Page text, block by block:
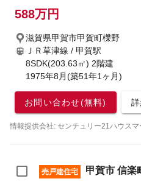
588万円
滋賀県甲賀市甲賀町櫟野
ＪＲ草津線 / 甲賀駅
8SDK(203.63㎡) 2階建
1975年8月(築51年1ヶ月)
お問い合わせ(無料)
情報提供会社: センチュリー21ハウス
売戸建住宅 甲賀市 信楽